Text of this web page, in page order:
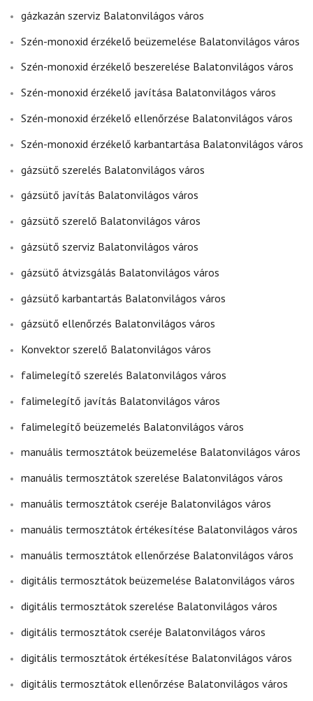
gázkazán szerviz Balatonvilágos város
Szén-monoxid érzékelő beüzemelése Balatonvilágos város
Szén-monoxid érzékelő beszerelése Balatonvilágos város
Szén-monoxid érzékelő javítása Balatonvilágos város
Szén-monoxid érzékelő ellenőrzése Balatonvilágos város
Szén-monoxid érzékelő karbantartása Balatonvilágos város
gázsütő szerelés Balatonvilágos város
gázsütő javítás Balatonvilágos város
gázsütő szerelő Balatonvilágos város
gázsütő szerviz Balatonvilágos város
gázsütő átvizsgálás Balatonvilágos város
gázsütő karbantartás Balatonvilágos város
gázsütő ellenőrzés Balatonvilágos város
Konvektor szerelő Balatonvilágos város
falimelegítő szerelés Balatonvilágos város
falimelegítő javítás Balatonvilágos város
falimelegítő beüzemelés Balatonvilágos város
manuális termosztátok beüzemelése Balatonvilágos város
manuális termosztátok szerelése Balatonvilágos város
manuális termosztátok cseréje Balatonvilágos város
manuális termosztátok értékesítése Balatonvilágos város
manuális termosztátok ellenőrzése Balatonvilágos város
digitális termosztátok beüzemelése Balatonvilágos város
digitális termosztátok szerelése Balatonvilágos város
digitális termosztátok cseréje Balatonvilágos város
digitális termosztátok értékesítése Balatonvilágos város
digitális termosztátok ellenőrzése Balatonvilágos város